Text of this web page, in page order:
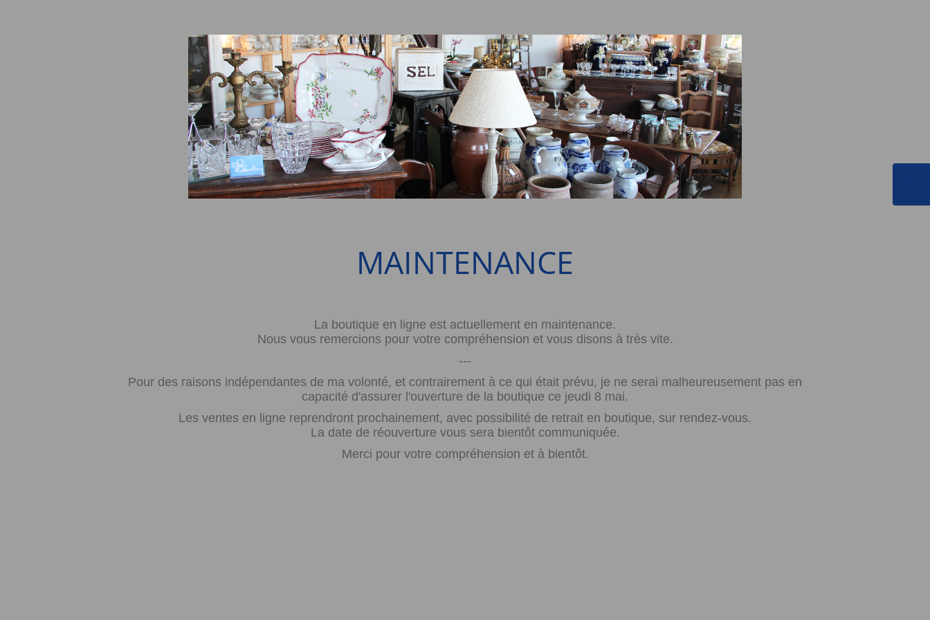
MAINTENANCE
La boutique en ligne est actuellement en maintenance.
Nous vous remercions pour votre compréhension et vous disons à très vite.
---
Pour des raisons indépendantes de ma volonté, et contrairement à ce qui était prévu, je ne serai malheureusement pas en
capacité d'assurer l'ouverture de la boutique ce jeudi 8 mai.
Les ventes en ligne reprendront prochainement, avec possibilité de retrait en boutique, sur rendez-vous.
La date de réouverture vous sera bientôt communiquée.
Merci pour votre compréhension et à bientôt.